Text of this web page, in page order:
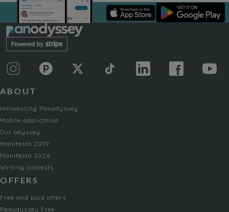
ABOUT
Introducing Panodyssey
Mobile application
Our odyssey
Manifesto 2019
Manifesto 2026
Writing contests
OFFERS
Free and paid offers
Panodyssey Free